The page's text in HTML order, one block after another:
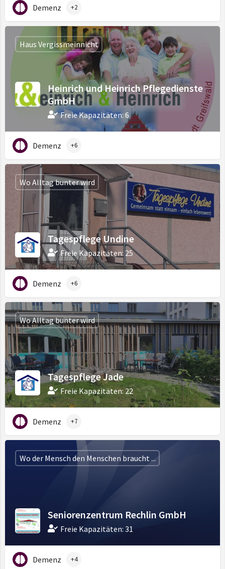
Demenz +2
Heinrich und Heinrich Pflegedienste
GmbH
Freie Kapazitäten: 6
Haus Vergissmeinnicht
Demenz +6
Tagespflege Undine
Freie Kapazitäten: 25
Wo Alltag bunter wird
Demenz +6
Tagespflege Jade
Freie Kapazitäten: 22
Wo Alltag bunter wird
Demenz +7
Seniorenzentrum Rechlin GmbH
Freie Kapazitäten: 31
Wo der Mensch den Menschen braucht ...
Demenz +4